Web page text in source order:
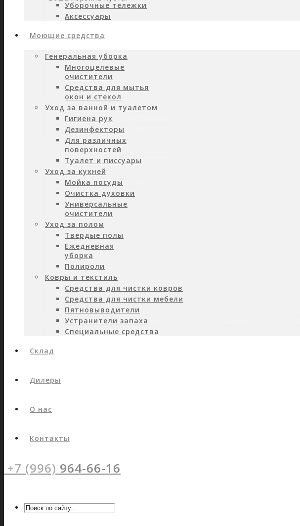
Уборочные тележки
Аксессуары
Моющие средства
Генеральная уборка
Многоцелевые
очистители
Средства для мытья
окон и стекол
Уход за ванной и туалетом
Гигиена рук
Дезинфекторы
Для различных
поверхностей
Туалет и писсуары
Уход за кухней
Мойка посуды
Очистка духовки
Универсальные
очистители
Уход за полом
Твердые полы
Ежедневная
уборка
Полироли
Ковры и текстиль
Средства для чистки ковров
Средства для чистки мебели
Пятновыводители
Устранители запаха
Специальные средства
Склад
Дилеры
О нас
Контакты
+7 (996) 964-66-16